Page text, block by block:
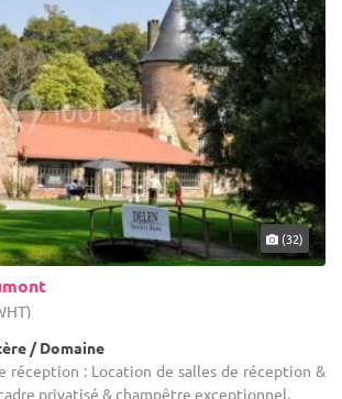
(32)
/ Domaine
réception : Location de salles de réception &
privatisé & champêtre exceptionnel.